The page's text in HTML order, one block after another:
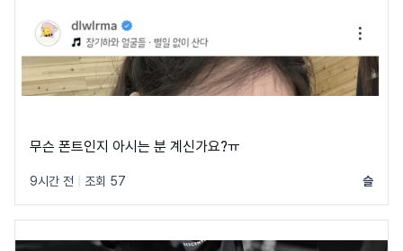
무슨 폰트인지 아시는 분 계신가요?ㅠ
9시간 전 조회 57 슬